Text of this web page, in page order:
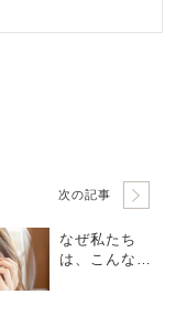
次の記事
なぜ私たち
は、こんなに